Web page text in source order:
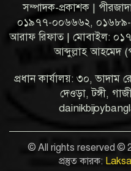
সম্পাদক-প্রকাশক |
০১৯৭৭-০০৬৬৬২, ০১৬৮৯-
আরাফ রিফাত | মোবাইল:
আব্দুল্লাহ আহমেদ
প্রধান কার্যালয়: ৩০, ভাদাম
দেওড়া, টঙ্গী,
© All rights reserved ©
প্রস্তুত কারক: